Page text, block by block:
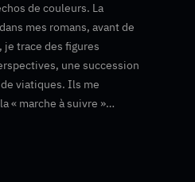
de couleurs. La
mes romans, avant de
je trace des figures
une succession
viatiques. Ils me
« marche à suivre »…